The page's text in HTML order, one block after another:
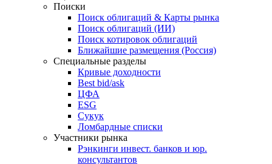
Поиски
Поиск облигаций & Карты рынка
Поиск облигаций (ИИ)
Поиск котировок облигаций
Ближайшие размещения (Россия)
Специальные разделы
Кривые доходности
Best bid/ask
ЦФА
ESG
Сукук
Ломбардные списки
Участники рынка
Рэнкинги инвест. банков и юр.
консультантов